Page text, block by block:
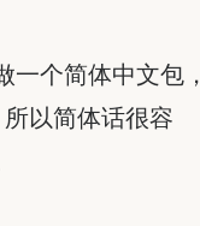
个简体中文包，
以简体话很容